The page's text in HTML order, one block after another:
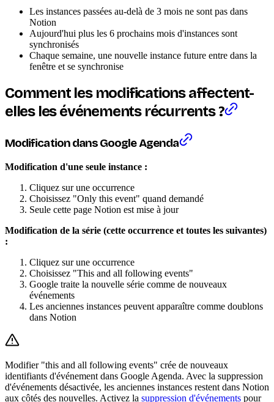
Les instances passées au-delà de 3 mois ne sont pas dans
Notion
Aujourd'hui plus les 6 prochains mois d'instances sont
synchronisés
Chaque semaine, une nouvelle instance future entre dans la
fenêtre et se synchronise
Comment les modifications affectent-
elles les événements récurrents ?
Modification dans Google Agenda
Modification d'une seule instance :
Cliquez sur une occurrence
Choisissez "Only this event" quand demandé
Seule cette page Notion est mise à jour
Modification de la série (cette occurrence et toutes les suivantes)
:
Cliquez sur une occurrence
Choisissez "This and all following events"
Google traite la nouvelle série comme de nouveaux
événements
Les anciennes instances peuvent apparaître comme doublons
dans Notion
Modifier "this and all following events" crée de nouveaux
identifiants d'événement dans Google Agenda. Avec la suppression
d'événements désactivée, les anciennes instances restent dans Notion
aux côtés des nouvelles. Activez la suppression d'événements pour